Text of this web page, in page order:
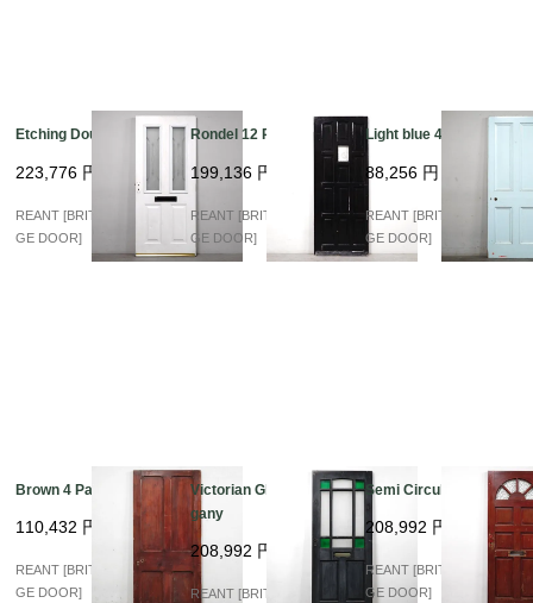
Etching Double Glass
223,776 円
REANT [BRITISH VINTA
GE DOOR]
Rondel 12 Panels
199,136 円
REANT [BRITISH VINTA
GE DOOR]
Light blue 4 Panel
88,256 円
REANT [BRITISH VINTA
GE DOOR]
Brown 4 Panel
110,432 円
REANT [BRITISH VINTA
GE DOOR]
Victorian Glass Maho
gany
208,992 円
REANT [BRITISH VINTA
Semi Circular Glass
208,992 円
REANT [BRITISH VINTA
GE DOOR]